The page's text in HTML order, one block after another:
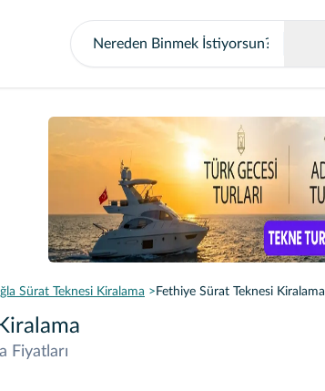
Sürat Teknesi Kiralama Fethiye Sürat Teknesi Kiralama
Fiyatları